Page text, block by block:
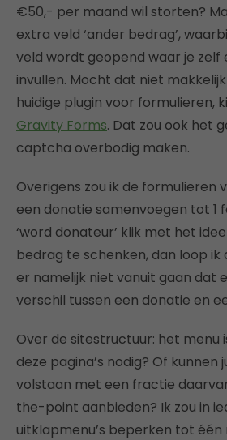
€50,- per maand wil storten?
extra veld ‘ander bedrag’,
veld wordt geopend waar je zelf
invullen. Mocht dat niet
huidige plugin voor formulieren,
Gravity Forms. Dat zou ook het
captcha overbodig maken.
Overigens zou ik de formulieren
een donatie samenvoegen tot 1
‘word donateur’ klik met het
bedrag te schenken, dan loop ik
er namelijk niet vanuit gaan dat
verschil tussen een donatie en
Over de sitestructuur: het menu
deze pagina’s nodig? Of kunnen
volstaan met een fractie
the-point aanbieden? Ik zou in
uitklapmenu’s beperken tot één